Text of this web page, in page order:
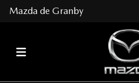
Mazda de Granby